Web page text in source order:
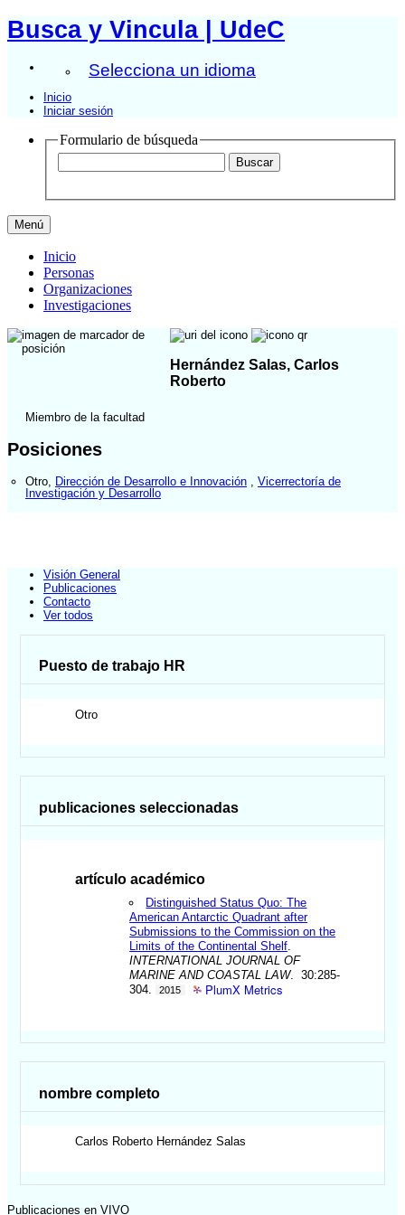
Busca y Vincula | UdeC
Selecciona un idioma
Inicio
Iniciar sesión
Formulario de búsqueda
Menú
Inicio
Personas
Organizaciones
Investigaciones
Hernández Salas, Carlos
Roberto
Miembro de la facultad
Posiciones
Otro Dirección de Desarrollo e Innovación
Vicerrectoría de
Investigación y Desarrollo
Visión General
Publicaciones
Contacto
Ver todos
Puesto de trabajo HR
Otro
publicaciones seleccionadas
artículo académico
Distinguished Status Quo: The
American Antarctic Quadrant after
Submissions to the Commission on the
Limits of the Continental Shelf
INTERNATIONAL JOURNAL OF
MARINE AND COASTAL LAW. 30:285-
304.
2015 PlumX Metrics
nombre completo
Carlos Roberto Hernández Salas
Publicaciones en VIVO